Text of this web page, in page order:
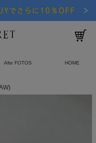
Alte FOTOS HOME